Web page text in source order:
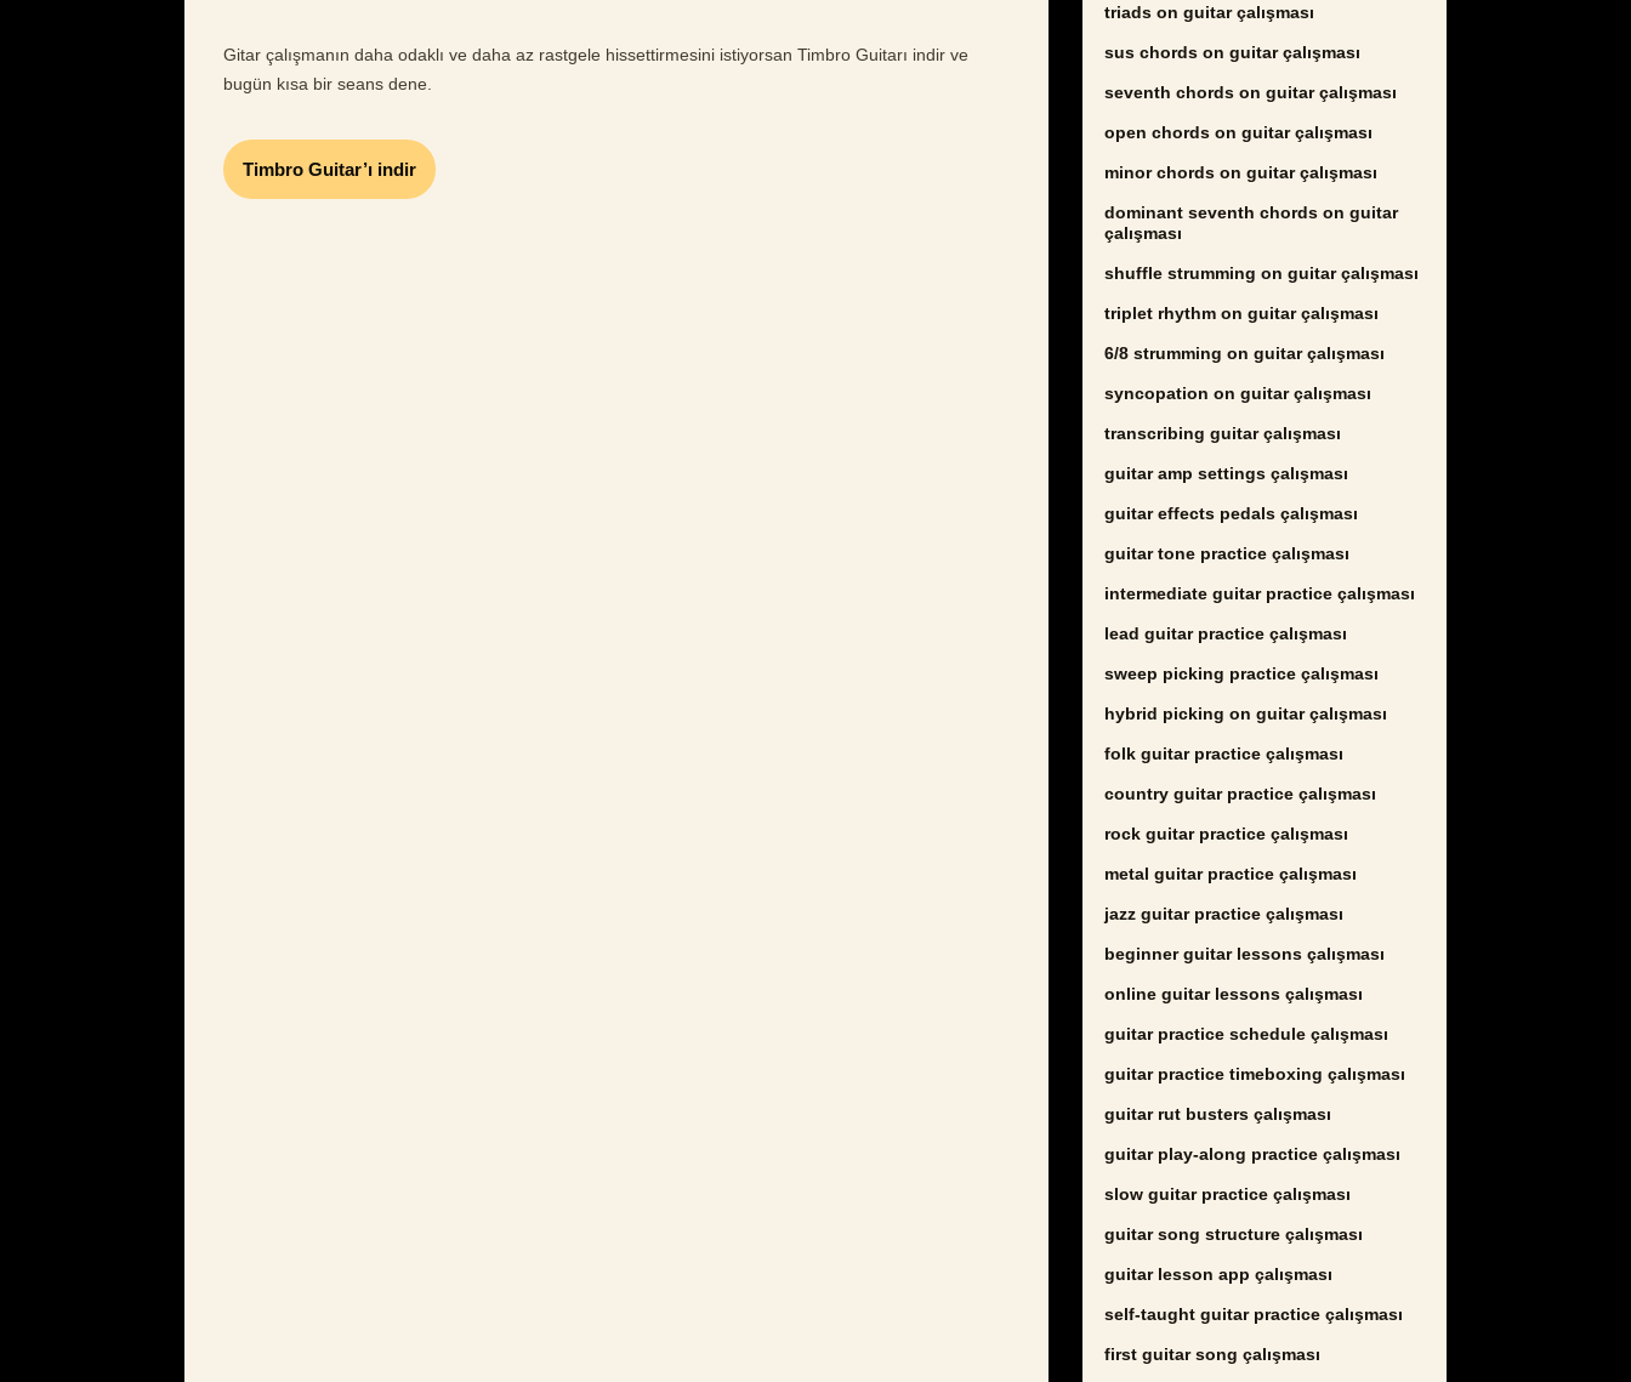
Gitar çalışmanın daha odaklı ve daha az rastgele hissettirmesini istiyorsan Timbro Guitarı indir ve
bugün kısa bir seans dene.
Timbro Guitar’ı indir
triads on guitar çalışması
sus chords on guitar çalışması
seventh chords on guitar çalışması
open chords on guitar çalışması
minor chords on guitar çalışması
dominant seventh chords on guitar
çalışması
shuffle strumming on guitar çalışması
triplet rhythm on guitar çalışması
6/8 strumming on guitar çalışması
syncopation on guitar çalışması
transcribing guitar çalışması
guitar amp settings çalışması
guitar effects pedals çalışması
guitar tone practice çalışması
intermediate guitar practice çalışması
lead guitar practice çalışması
sweep picking practice çalışması
hybrid picking on guitar çalışması
folk guitar practice çalışması
country guitar practice çalışması
rock guitar practice çalışması
metal guitar practice çalışması
jazz guitar practice çalışması
beginner guitar lessons çalışması
online guitar lessons çalışması
guitar practice schedule çalışması
guitar practice timeboxing çalışması
guitar rut busters çalışması
guitar play-along practice çalışması
slow guitar practice çalışması
guitar song structure çalışması
guitar lesson app çalışması
self-taught guitar practice çalışması
first guitar song çalışması